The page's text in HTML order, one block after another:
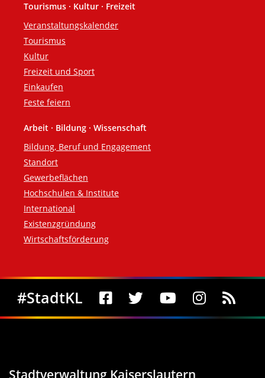
Tourismus · Kultur · Freizeit
Veranstaltungskalender
Tourismus
Kultur
Freizeit und Sport
Einkaufen
Feste feiern
Arbeit · Bildung · Wissenschaft
Bildung, Beruf und Engagement
Standort
Gewerbeflächen
Hochschulen & Institute
International
Existenzgründung
Wirtschaftsförderung
Social Media
#StadtKL
Stadtverwaltung Kaiserslautern